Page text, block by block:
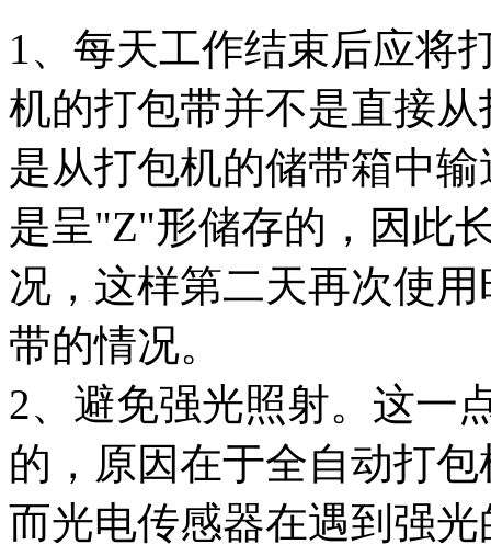
1、每天工作结束后应将
机的打包带并不是直接
是从打包机的储带箱中
是呈"Z"形储存的，因此
况，这样第二天再次使
带的情况。
2、避免强光照射。这一
的，原因在于全自动打
而光电传感器在遇到强